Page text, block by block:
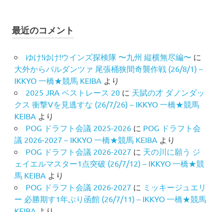
最近のコメント
ゆけ!ゆけ!ウインズ探検隊 〜九州 縦横無尽編〜 に
大外からバルダンツァ 尾張桶狭間奇襲作戦 (26/8/1) –
IKKYO 一橋★競馬 KEIBA より
2025 JRA ベストレース 20に 天賦の才 ダノンダッ
クス 衝撃Vを見逃すな (26/7/26) – IKKYO 一橋★競馬
KEIBA より
POG ドラフト会議 2025-2026に POG ドラフト会
議 2026-2027 – IKKYO 一橋★競馬 KEIBA より
POG ドラフト会議 2026-2027 に 天の川に願う ジ
ェイエルマスター1点突破 (26/7/12) – IKKYO 一橋★競
馬 KEIBA より
POG ドラフト会議 2026-2027 に ミッキージュエリ
ー 必勝期す1年ぶり函館 (26/7/11) – IKKYO 一橋★競馬